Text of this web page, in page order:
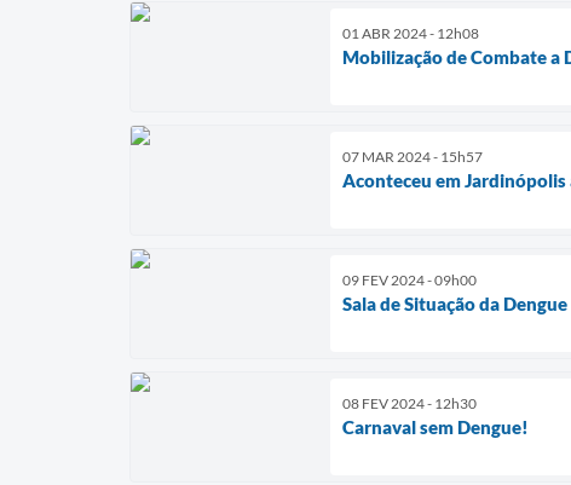
01 ABR 2024 - 12h08
Mobilização de Combate a
07 MAR 2024 - 15h57
Aconteceu em Jardinópolis
09 FEV 2024 - 09h00
Sala de Situação da Dengue
08 FEV 2024 - 12h30
Carnaval sem Dengue!